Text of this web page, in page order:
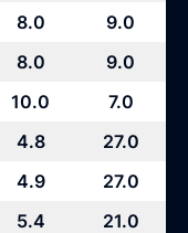
8.0
9.0
8.0
9.0
10.0
7.0
4.8
27.0
4.9
27.0
5.4
21.0